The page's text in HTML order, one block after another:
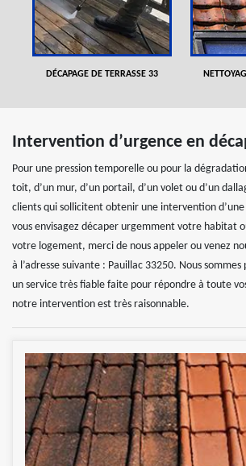
DÉCAPAGE DE TERRASSE 33
Intervention d’urgence en
Pour une pression temporelle ou pour la
toit, d’un mur, d’un portail, d’un volet ou d’un
clients qui sollicitent obtenir une intervention
vous envisagez décaper urgemment votre habitat
votre logement, merci de nous appeler ou venez
à l’adresse suivante : Pauillac 33250. Nous
un service très fiable faite pour répondre à toute
notre intervention est très raisonnable.